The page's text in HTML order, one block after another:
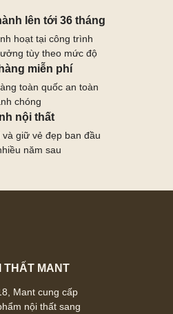
lên tới 36 tháng
hoạt tại công trình
tùy theo mức độ
miễn phí
toàn quốc an toàn
chóng
nội thất
và giữ vẻ đẹp ban đầu
năm sau
THẤT MANT
Mant cung cấp
nội thất sang